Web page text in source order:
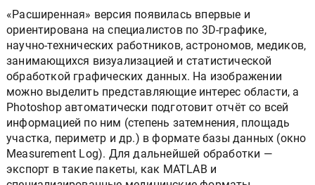
«Расширенная» версия появилась впервые и
ориентирована на специалистов по 3D-графике,
научно-технических работников, астрономов, медиков,
занимающихся визуализацией и статистической
обработкой графических данных. На изображении
можно выделить представляющие интерес области, а
Photoshop автоматически подготовит отчёт со всей
информацией по ним (степень затемнения, площадь
участка, периметр и др.) в формате базы данных (окно
Measurement Log). Для дальнейшей обработки —
экспорт в такие пакеты, как MATLAB и
специализированные медицинские форматы.